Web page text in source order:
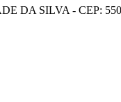
DA SILVA - CEP: